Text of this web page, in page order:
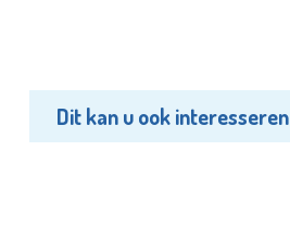
Dit kan u ook interesseren